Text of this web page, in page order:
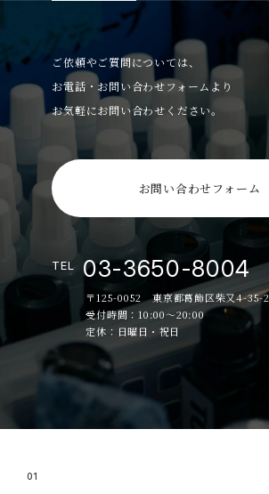
ご依頼やご質問については、
お電話・お問い合わせフォームより
お気軽にお問い合わせください。
お問い合わせフォーム
TEL 03-3650-8004
〒125-0052 東京都葛飾区柴又4-35-2
受付時間：10:00～20:00
定休：日曜日・祝日
01